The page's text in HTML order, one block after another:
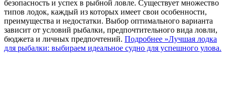
безопасность и успех в рыбной ловле. Существует множество
типов лодок, каждый из которых имеет свои особенности,
преимущества и недостатки. Выбор оптимального варианта
зависит от условий рыбалки, предпочтительного вида ловли,
бюджета и личных предпочтений. Подробнее »Лучшая лодка
для рыбалки: выбираем идеальное судно для успешного улова.